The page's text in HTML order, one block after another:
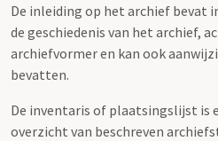
De inleiding op het archief bevat
de geschiedenis van het archief,
archiefvormer en kan ook
bevatten.
De inventaris of plaatsingslijst is
overzicht van beschreven